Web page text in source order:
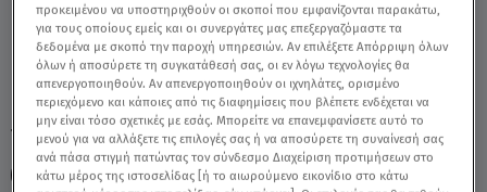
TAGS: ΖΩΔΙΑ ΤΟΞΟΤΗΣ ΖΩΔΙΑ ΑΣΗ ΜΠΗΛΙΟΥ
ΖΩΔΙΑ ΣΗΜΕΡΑ
ΑΣΤΡΟΛΟΓΙΚΕΣ ΠΡΟΒΛΕΨΕΙΣ
προκειμένου να υποστηριχθούν οι σκοποί που εμφανίζονται παρακάτω,
για τους οποίους εμείς και οι συνεργάτες μας επεξεργαζόμαστε τα
δεδομένα με σκοπό την παροχή υπηρεσιών. Αν επιλέξετε Απόρριψη όλων
όλων ή αποσύρετε τη συγκατάθεσή σας, οι εν λόγω τεχνολογίες θα
απενεργοποιηθούν. Αν απενεργοποιηθούν οι ιχνηλάτες, ορισμένο
περιεχόμενο και κάποιες από τις διαφημίσεις που βλέπετε ενδέχεται να
μην είναι τόσο σχετικές με εσάς. Μπορείτε να επανεμφανίσετε αυτό το
μενού για να αλλάξετε τις επιλογές σας ή να αποσύρετε τη συναίνεσή σας
ανά πάσα στιγμή πατώντας τον σύνδεσμο Διαχείριση προτιμήσεων στο
κάτω μέρος της ιστοσελίδας [ή το αιωρούμενο εικονίδιο στο κάτω